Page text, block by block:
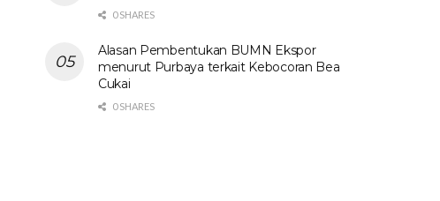
0 SHARES
Alasan Pembentukan BUMN Ekspor
menurut Purbaya terkait Kebocoran Bea
Cukai
0 SHARES